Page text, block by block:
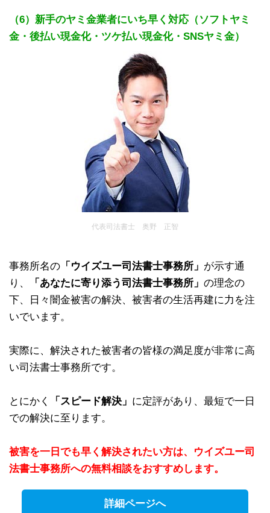
（6）新手のヤミ金業者にいち早く対応（ソフトヤミ
金・後払い現金化・ツケ払い現金化・SNSヤミ金）
代表司法書士 奥野 正智
事務所名の 「ウイズユー司法書士事務所」 が示す通
り、
「あなたに寄り添う司法書士事務所」 の理念の
下、日々闇金被害の解決、被害者の生活再建に力を注
いでいます。
実際に、解決された被害者の皆様の満足度が非常に高
い司法書士事務所です。
とにかく 「スピード解決」 に定評があり、最短で一日
での解決に至ります。
被害を一日でも早く解決されたい方は、ウイズユー司
法書士事務所への無料相談をおすすめします。
詳細ページへ